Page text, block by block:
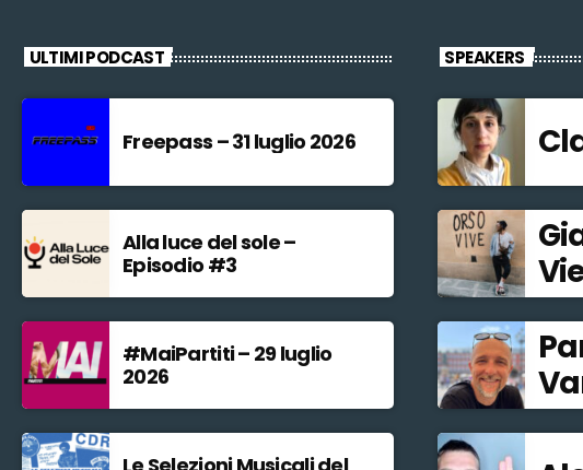
ULTIMI PODCAST
Freepass – 31 luglio 2026
Alla luce del sole –
Episodio #3
#MaiPartiti – 29 luglio
2026
SPEAKERS